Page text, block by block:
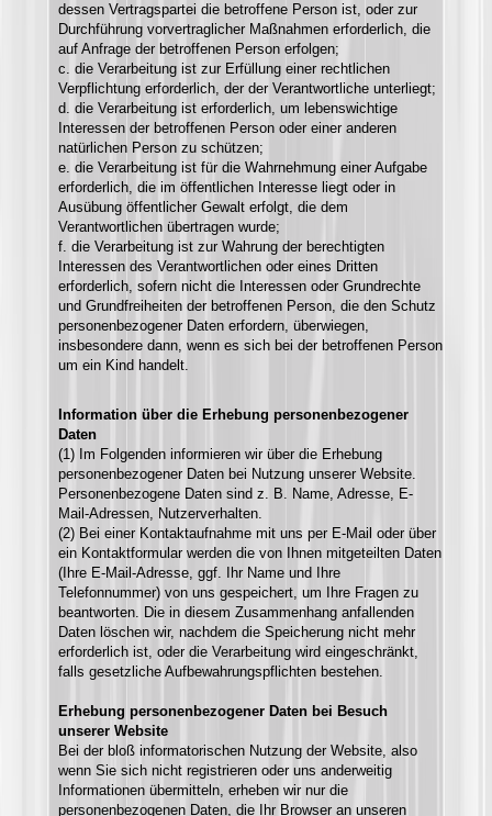
dessen Vertragspartei die betroffene Person ist, oder zur
Durchführung vorvertraglicher Maßnahmen erforderlich, die
auf Anfrage der betroffenen Person erfolgen;
c. die Verarbeitung ist zur Erfüllung einer rechtlichen
Verpflichtung erforderlich, der der Verantwortliche unterliegt;
d. die Verarbeitung ist erforderlich, um lebenswichtige
Interessen der betroffenen Person oder einer anderen
natürlichen Person zu schützen;
e. die Verarbeitung ist für die Wahrnehmung einer Aufgabe
erforderlich, die im öffentlichen Interesse liegt oder in
Ausübung öffentlicher Gewalt erfolgt, die dem
Verantwortlichen übertragen wurde;
f. die Verarbeitung ist zur Wahrung der berechtigten
Interessen des Verantwortlichen oder eines Dritten
erforderlich, sofern nicht die Interessen oder Grundrechte
und Grundfreiheiten der betroffenen Person, die den Schutz
personenbezogener Daten erfordern, überwiegen,
insbesondere dann, wenn es sich bei der betroffenen Person
um ein Kind handelt.
Information über die Erhebung personenbezogener
Daten
(1) Im Folgenden informieren wir über die Erhebung
personenbezogener Daten bei Nutzung unserer Website.
Personenbezogene Daten sind z. B. Name, Adresse, E-
Mail-Adressen, Nutzerverhalten.
(2) Bei einer Kontaktaufnahme mit uns per E-Mail oder über
ein Kontaktformular werden die von Ihnen mitgeteilten Daten
(Ihre E-Mail-Adresse, ggf. Ihr Name und Ihre
Telefonnummer) von uns gespeichert, um Ihre Fragen zu
beantworten. Die in diesem Zusammenhang anfallenden
Daten löschen wir, nachdem die Speicherung nicht mehr
erforderlich ist, oder die Verarbeitung wird eingeschränkt,
falls gesetzliche Aufbewahrungspflichten bestehen.
Erhebung personenbezogener Daten bei Besuch
unserer Website
Bei der bloß informatorischen Nutzung der Website, also
wenn Sie sich nicht registrieren oder uns anderweitig
Informationen übermitteln, erheben wir nur die
personenbezogenen Daten, die Ihr Browser an unseren